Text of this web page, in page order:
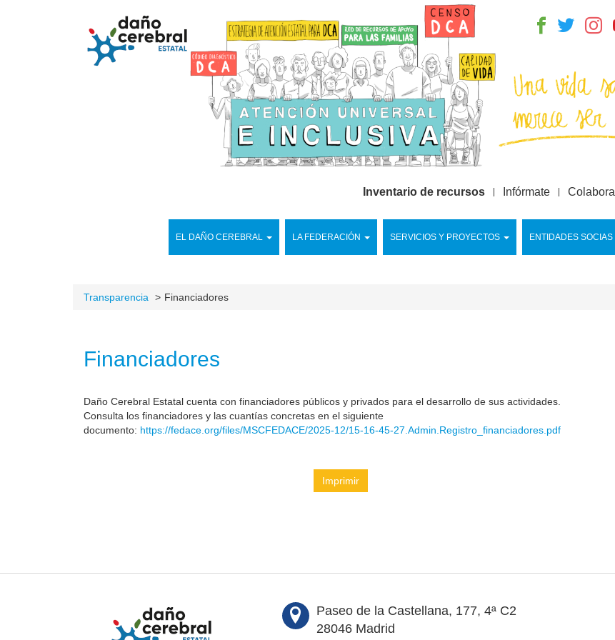
EL DAÑO CEREBRAL LA FEDERACIÓN SERVICIOS Y PROYECTOS ENTIDADES SOCIAS
Inventario de recursos Infórmate Colabora
Transparencia Financiadores
Financiadores
Daño Cerebral Estatal cuenta con financiadores públicos y privados para el desarrollo de sus actividades.
Consulta los financiadores y las cuantías concretas en el siguiente
documento: https://fedace.org/files/MSCFEDACE/2025-12/15-16-45-27.Admin.Registro_financiadores.pdf
Imprimir
Paseo de la Castellana, 177, 4ª C2
28046 Madrid